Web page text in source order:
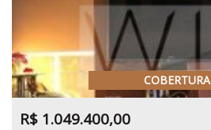
COBERTURA
R$ 1.049.400,00